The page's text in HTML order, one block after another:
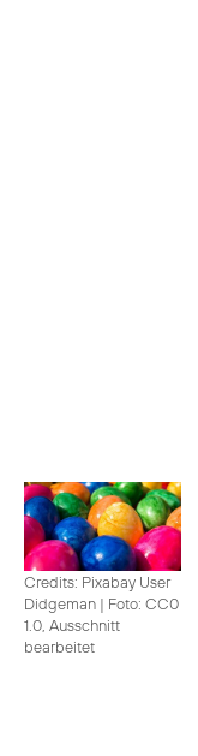
Credits: Pixabay User
Didgeman | Foto: CC0
1.0, Ausschnitt
bearbeitet